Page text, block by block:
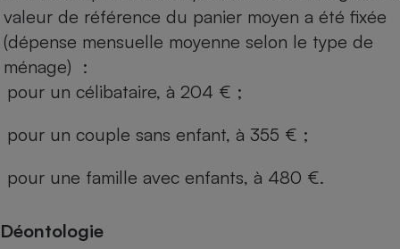
valeur de référence du panier moyen a été fixée
(dépense mensuelle moyenne selon le type de
ménage) :
pour un célibataire, à 204 € ;
pour un couple sans enfant, à 355 € ;
pour une famille avec enfants, à 480 €.
Déontologie